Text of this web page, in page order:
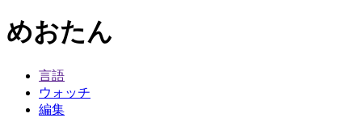
めおたん
言語
ウォッチ
編集